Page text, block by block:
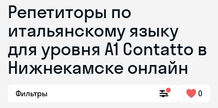
Репетиторы по
итальянскому языку
для уровня А1 Contatto в
Нижнекамске онлайн
Фильтры 0
Skyeng Chat